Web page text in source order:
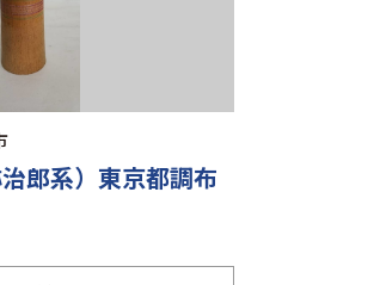
郎系）東京都調布